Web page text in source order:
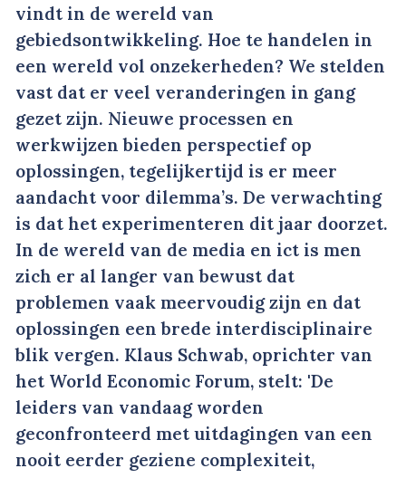
vindt in de wereld van
gebiedsontwikkeling. Hoe te handelen in
een wereld vol onzekerheden? We stelden
vast dat er veel veranderingen in gang
gezet zijn. Nieuwe processen en
werkwijzen bieden perspectief op
oplossingen, tegelijkertijd is er meer
aandacht voor dilemma’s. De verwachting
is dat het experimenteren dit jaar doorzet.
In de wereld van de media en ict is men
zich er al langer van bewust dat
problemen vaak meervoudig zijn en dat
oplossingen een brede interdisciplinaire
blik vergen. Klaus Schwab, oprichter van
het World Economic Forum, stelt: 'De
leiders van vandaag worden
geconfronteerd met uitdagingen van een
nooit eerder geziene complexiteit,